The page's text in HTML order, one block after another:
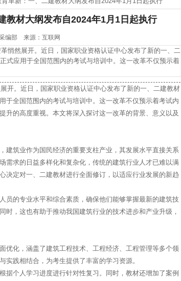
教材大纲发布自2024年1月1日起执行
编部 来源：互联网
然展开。近日，国家职业资格认证中心发布了新的一、二
式应用于全国范围内的考试与培训中。这一改革不仅预示着
开。近日，国家职业资格认证中心发布了新的一、二建教材
于全国范围内的考试与培训中。这一改革不仅预示着考试内
升的高度重视。本文将深入探讨这一改革的背景、意义以及
建筑业作为国民经济的重要支柱产业，其发展水平直接关系
需求的日益多样化和复杂化，传统的建筑行业人才已难以满
决定对一、二建教材进行全面修订，以适应行业发展的新趋
员的专业水平和综合素质，确保他们能够掌握最新的建筑技
时，这也有助于推动我国建筑行业的技术进步和产业升级，
优化，涵盖了建筑工程技术、工程经济、工程管理等多个领
践相结合，为考生提供了丰富的学习资源。
据个人学习进度进行针对性复习。同时，教材还增加了案例